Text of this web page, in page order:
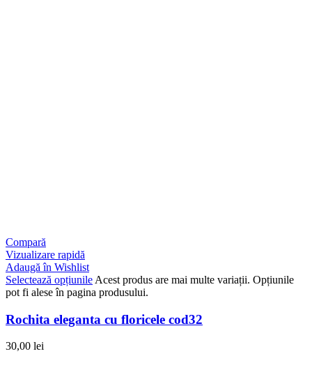
Compară
Vizualizare rapidă
Adaugă în Wishlist
Selectează opțiunile Acest produs are mai multe variații. Opțiunile
pot fi alese în pagina produsului.
Rochita eleganta cu floricele cod32
30,00 lei